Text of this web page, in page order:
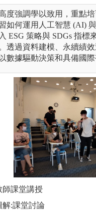
度強調學以致用，重點
如何運用人工智慧 (AI)
ESG 策略與 SDGs 指
透過資料建模、永續績
數據驅動決策和具備國際
究】：
，發掘、分析及評斷潛在
交流（互動討論），形成決
師課堂講授
解:課堂討論